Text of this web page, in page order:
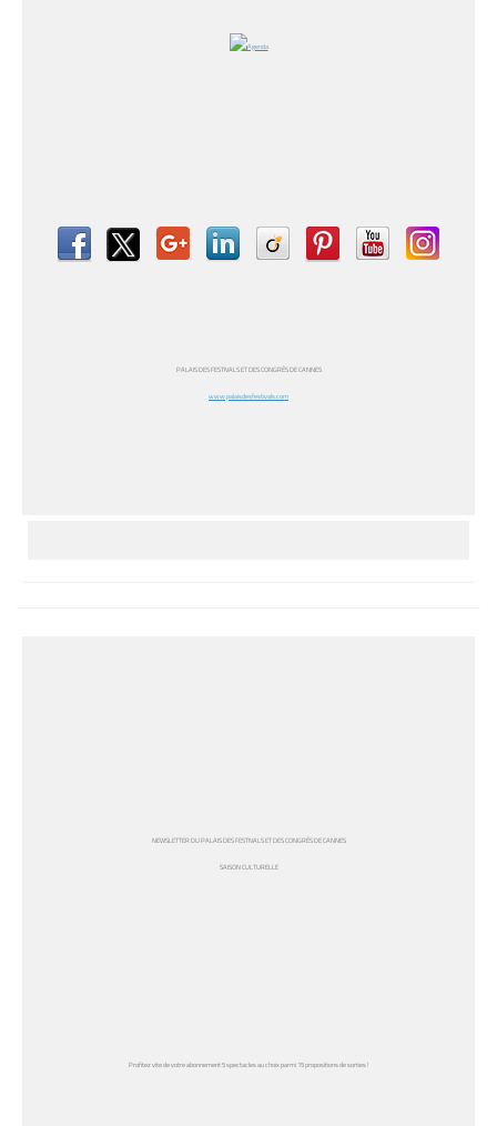
PALAIS DES FESTIVALS ET DES CONGRÈS DE CANNES
www.palaisdesfestivals.com
NEWSLETTER DU PALAIS DES FESTIVALS ET DES CONGRÈS DE CANNES
SAISON CULTURELLE
Profitez vite de votre abonnement 5 spectacles au choix parmi 15 propositions de sorties !